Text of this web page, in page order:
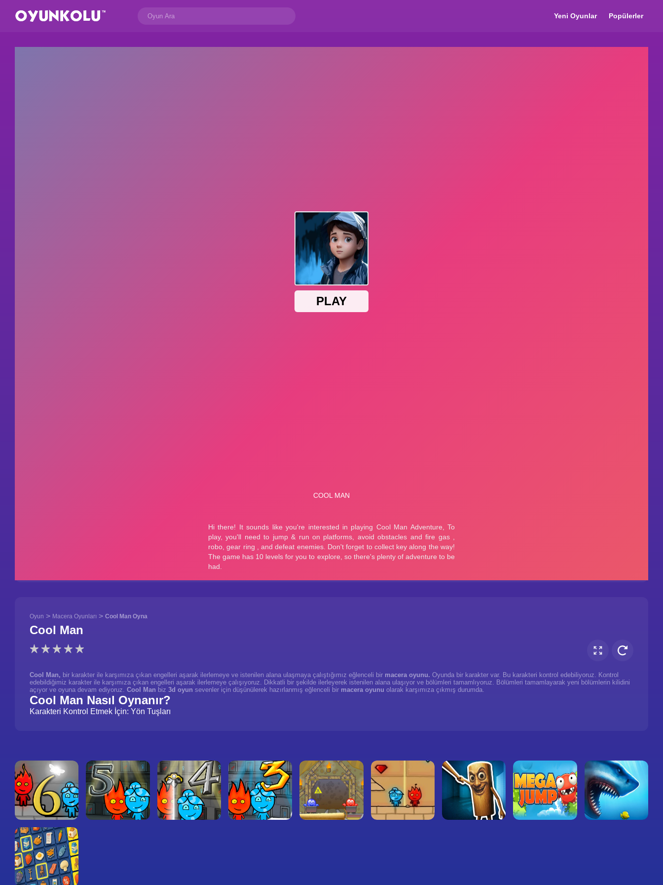
Yeni Oyunlar Popülerler
Oyun > Macera Oyunları > Cool Man Oyna
Cool Man
Cool Man, bir karakter ile karşımıza çıkan engelleri aşarak ilerlemeye ve istenilen alana ulaşmaya çalıştığımız eğlenceli bir macera oyunu. Oyunda bir karakter var. Bu karakteri kontrol edebiliyoruz. Kontrol
edebildiğimiz karakter ile karşımıza çıkan engelleri aşarak ilerlemeye çalışıyoruz. Dikkatli bir şekilde ilerleyerek istenilen alana ulaşıyor ve bölümleri tamamlıyoruz. Bölümleri tamamlayarak yeni bölümlerin kilidini
açıyor ve oyuna devam ediyoruz. Cool Man biz 3d oyun sevenler için düşünülerek hazırlanmış eğlenceli bir macera oyunu olarak karşımıza çıkmış durumda.
Cool Man Nasıl Oynanır?
Karakteri Kontrol Etmek İçin: Yön Tuşları